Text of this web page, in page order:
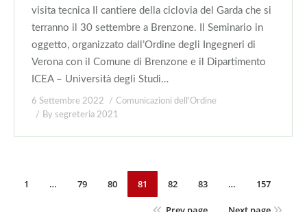
visita tecnica Il cantiere della ciclovia del Garda che si
terranno il 30 settembre a Brenzone. Il Seminario in
oggetto, organizzato dall’Ordine degli Ingegneri di
Verona con il Comune di Brenzone e il Dipartimento
ICEA – Università degli Studi…
6 Settembre 2022
Comunicazioni dell'Ordine
By segreteria 2021
1 … 79 80 81 82 83 … 157